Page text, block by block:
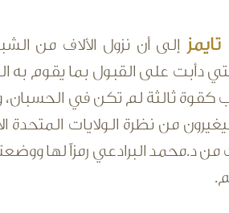
إلى أن نزول الألاف من
التي دأبت على القبول بما يقوم
كقوة ثالثة لم تكن في
من نظرة الولايات المتحدة
من د.محمد البرادعي رمزاً لها